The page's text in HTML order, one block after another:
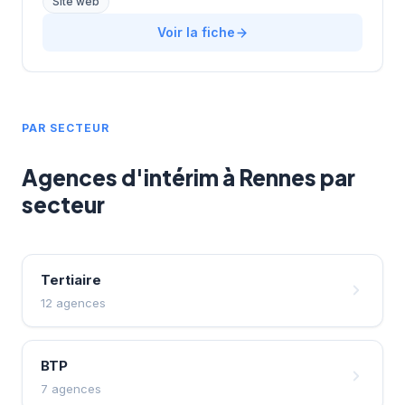
travaux publics, transport, logistique, industrie et
maintenance, ainsi que dans le tertiaire et services. Il
Voir la fiche
PAR SECTEUR
Agences d'intérim à Rennes par
secteur
Tertiaire
12 agences
BTP
7 agences